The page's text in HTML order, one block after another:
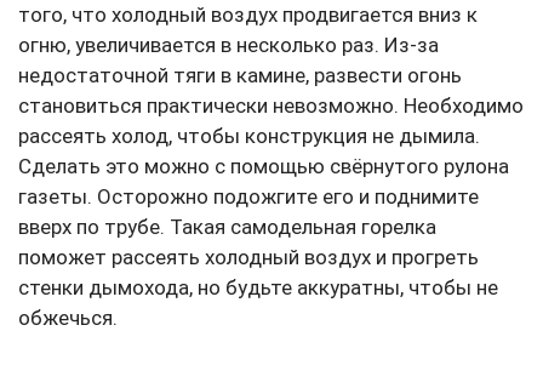
того, что холодный воздух продвигается вниз к
огню, увеличивается в несколько раз. Из-за
недостаточной тяги в камине, развести огонь
становиться практически невозможно. Необходимо
рассеять холод, чтобы конструкция не дымила.
Сделать это можно с помощью свёрнутого рулона
газеты. Осторожно подожгите его и поднимите
вверх по трубе. Такая самодельная горелка
поможет рассеять холодный воздух и прогреть
стенки дымохода, но будьте аккуратны, чтобы не
обжечься.